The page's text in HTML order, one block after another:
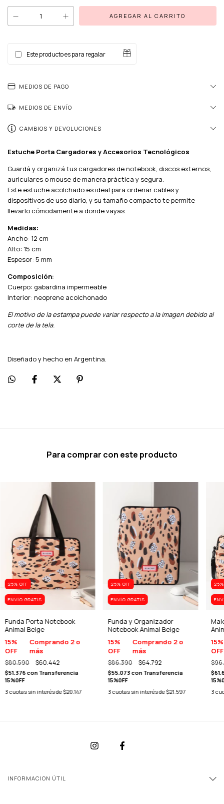
Este producto es para regalar
MEDIOS DE PAGO
MEDIOS DE ENVÍO
CAMBIOS Y DEVOLUCIONES
Estuche Porta Cargadores y Accesorios Tecnológicos
Guardá y organizá tus cargadores de notebook, discos externos,
auriculares o mouse de manera práctica y segura.
Este estuche acolchado es ideal para ordenar cables y
dispositivos de uso diario, y su tamaño compacto te permite
llevarlo cómodamente a donde vayas.
Medidas:
Ancho: 12 cm
Alto: 15 cm
Espesor: 5 mm
Composición:
Cuerpo: gabardina impermeable
Interior: neoprene acolchonado
El motivo de la estampa puede variar respecto a la imagen debido al
corte de la tela.
Diseñado y hecho en Argentina.
Para comprar con este producto
25% OFF
ENVÍO GRATIS
Funda Porta Notebook
Animal Beige
15%
OFF
Comprando 2 o
más
$80.590 $60.442
$51.376 con Transferencia
15%0FF
3cuotas sin interés de$20.147
25% OFF
ENVÍO GRATIS
Funda y Organizador
Notebook Animal Beige
15%
OFF
Comprando 2 o
más
$86.390 $64.792
$55.073 con Transferencia
15%0FF
3cuotas sin interés de$21.597
25
15%
OFF
3
INFORMACION ÚTIL